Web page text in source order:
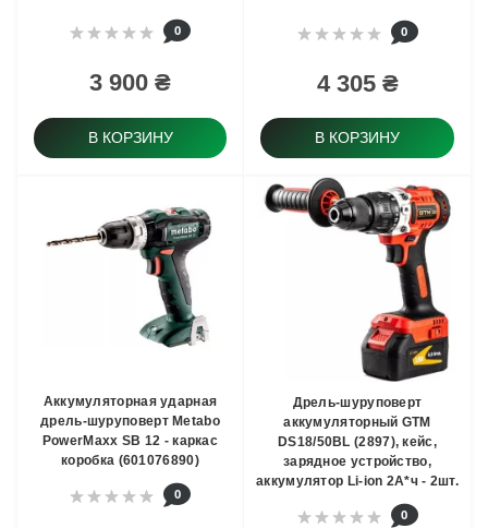
0
3 900 ₴
В КОРЗИНУ
0
4 305 ₴
В КОРЗИНУ
Аккумуляторная ударная
дрель-шуруповерт Metabo
PowerMaxx SB 12 - каркас
коробка (601076890)
0
Дрель-шуруповерт
аккумуляторный GTM
DS18/50BL (2897), кейс,
зарядное устройство,
аккумулятор Li-ion 2А*ч - 2шт.
0